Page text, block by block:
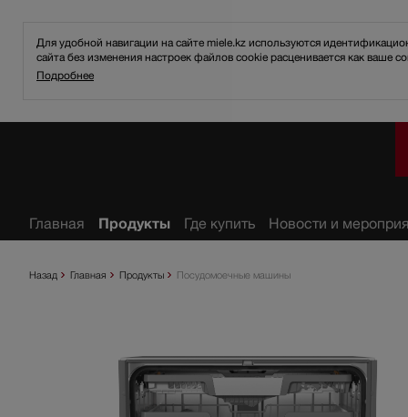
Для удобной навигации на сайте miele.kz используются
сайта без изменения настроек файлов cookie расценивается как ваше
Подробнее
Назад Главная Продукты Посудомоечные машины
Главная Продукты Где купить Новости и